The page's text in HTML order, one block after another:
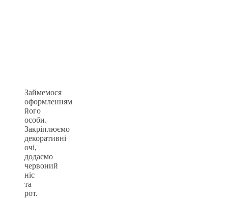
Займемося
оформленням
його
особи.
Закріплюємо
декоративні
очі,
додаємо
червоний
ніс
та
рот.